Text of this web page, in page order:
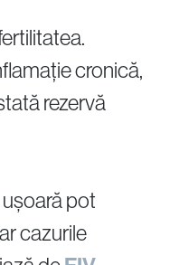
Fertilitate
cronică,
rezervă
pot
cazurile